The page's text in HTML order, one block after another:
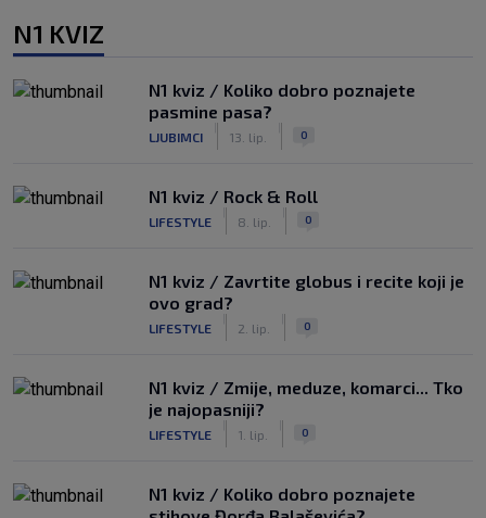
N1 KVIZ
N1 kviz / Koliko dobro poznajete
pasmine pasa?
LJUBIMCI 13. lip. 0
N1 kviz / Rock & Roll
LIFESTYLE 8. lip. 0
N1 kviz / Zavrtite globus i recite koji je
ovo grad?
LIFESTYLE 2. lip. 0
N1 kviz / Zmije, meduze, komarci... Tko
je najopasniji?
LIFESTYLE 1. lip. 0
N1 kviz / Koliko dobro poznajete